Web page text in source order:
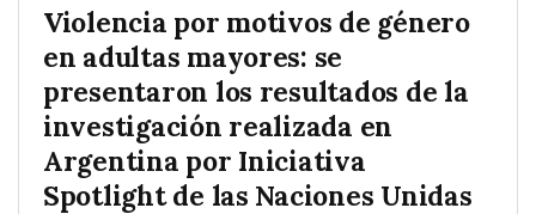
Violencia por motivos de género
en adultas mayores: se
presentaron los resultados de la
investigación realizada en
Argentina por Iniciativa
Spotlight de las Naciones Unidas